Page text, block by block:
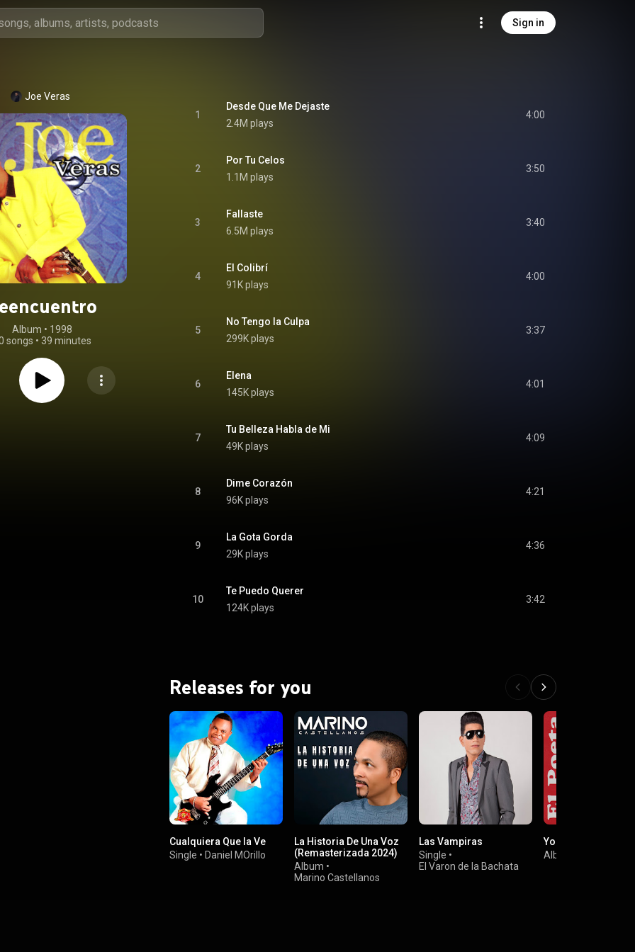
Sign in
Joe Veras
Album • 1998
songs • 39 minutes
1
Desde Que Me Dejaste
2.4M plays
4:00
2
Por Tu Celos
1.1M plays
3:50
3
Fallaste
6.5M plays
3:40
4
El Colibrí
91K plays
4:00
5
No Tengo la Culpa
299K plays
3:37
6
Elena
145K plays
4:01
7
Tu Belleza Habla de Mi
49K plays
4:09
8
Dime Corazón
96K plays
4:21
9
La Gota Gorda
29K plays
4:36
10
Te Puedo Querer
124K plays
3:42
Releases for you
Cualquiera Que la Ve
Single • Daniel MOrillo
La Historia De Una Voz
(Remasterizada 2024)
Album •
Marino Castellanos
Las Vampiras
Single •
El Varon de la Bachata
Yo La Hice Mujer
Album